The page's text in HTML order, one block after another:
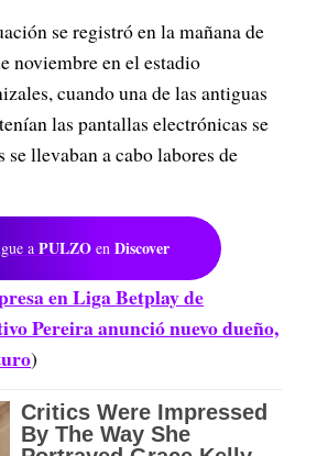
se registró en la mañana de
noviembre en el estadio
cuando una de las antiguas
las pantallas electrónicas se
llevaban a cabo labores de
a PULZO en Discover
en Liga Betplay de
Pereira anunció nuevo dueño,
)